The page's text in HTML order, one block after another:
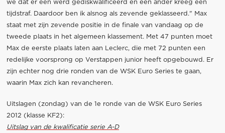
we dat er een werd gediskwalificeerd en een ander kreeg een
tijdstraf. Daardoor ben ik alsnog als zevende geklasseerd." Max
staat met zijn zevende positie in de finale van vandaag op de
tweede plaats in het algemeen klassement. Met 47 punten moet
Max de eerste plaats laten aan Leclerc, die met 72 punten een
redelijke voorsprong op Verstappen junior heeft opgebouwd. Er
zijn echter nog drie ronden van de WSK Euro Series te gaan,
waarin Max zich kan revancheren.
Uitslagen (zondag) van de 1e ronde van de WSK Euro Series
2012 (klasse KF2):
Uitslag van de kwalificatie serie A-D